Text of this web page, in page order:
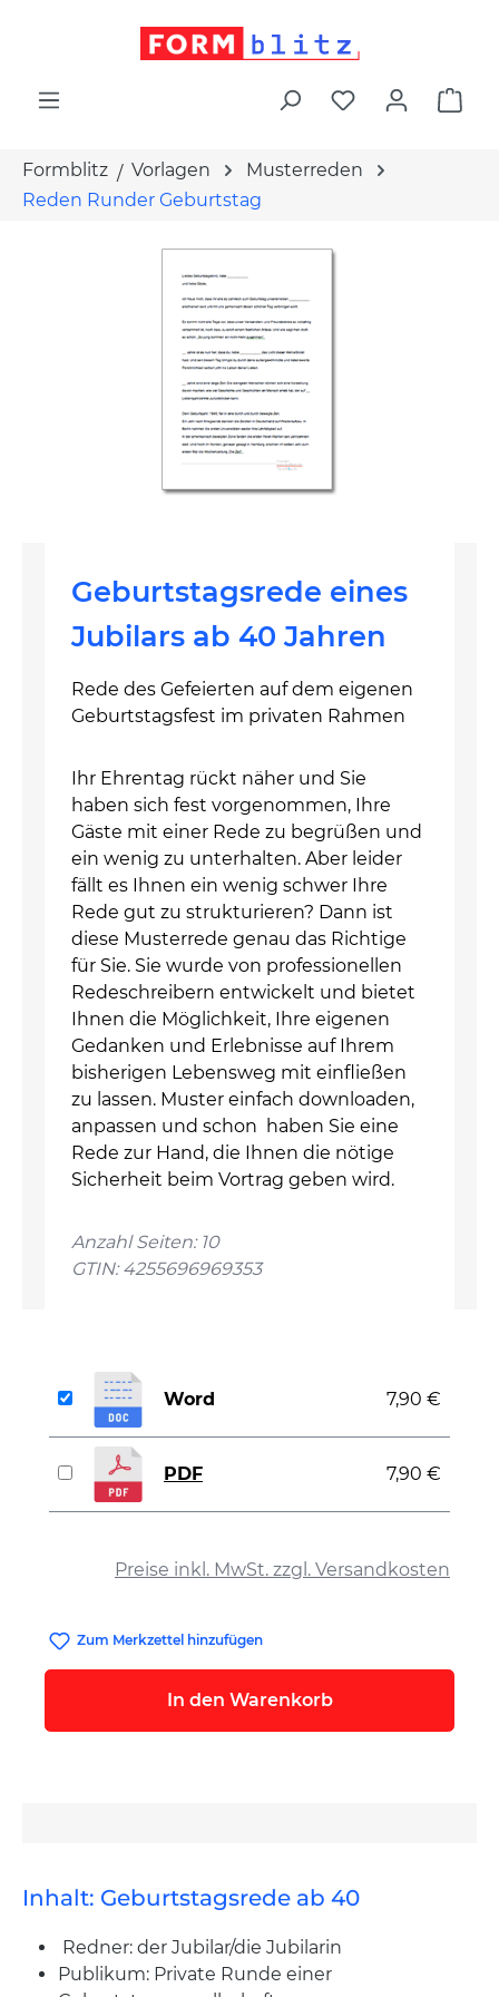
Formblitz Vorlagen
Musterreden
Reden Runder Geburtstag
Geburtstagsrede eines
Jubilars ab 40 Jahren
Rede des Gefeierten auf dem eigenen
Geburtstagsfest im privaten Rahmen
Ihr Ehrentag rückt näher und Sie
haben sich fest vorgenommen, Ihre
Gäste mit einer Rede zu begrüßen und
ein wenig zu unterhalten. Aber leider
fällt es Ihnen ein wenig schwer Ihre
Rede gut zu strukturieren? Dann ist
diese Musterrede genau das Richtige
für Sie. Sie wurde von professionellen
Redeschreibern entwickelt und bietet
Ihnen die Möglichkeit, Ihre eigenen
Gedanken und Erlebnisse auf Ihrem
bisherigen Lebensweg mit einfließen
zu lassen. Muster einfach downloaden,
anpassen und schon haben Sie eine
Rede zur Hand, die Ihnen die nötige
Sicherheit beim Vortrag geben wird.
Anzahl Seiten: 10
GTIN: 4255696969353
Preise inkl. MwSt. zzgl. Versandkosten
Word 7,90 €
PDF 7,90 €
Zum Merkzettel hinzufügen
In den Warenkorb
Inhalt: Geburtstagsrede ab 40
Redner: der Jubilar/die Jubilarin
Publikum: Private Runde einer